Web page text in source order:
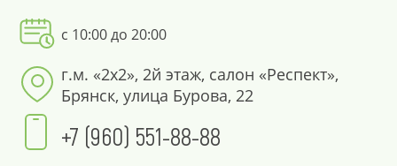
с 10:00 до 20:00
г.м. «2х2», 2й этаж, салон «Респект»,
Брянск, улица Бурова, 22
+7 (960) 551-88-88